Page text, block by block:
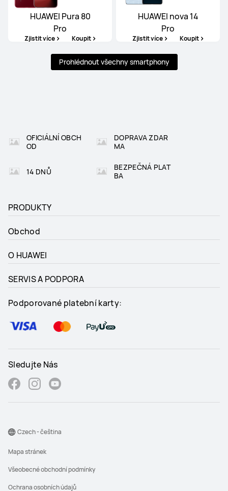
HUAWEI Pura 80
Pro
Zjistit více Koupit
HUAWEI nova 14
Pro
Zjistit více Koupit
Prohlédnout všechny smartphony
OFICIÁLNÍ OBCH
OD
DOPRAVA ZDAR
MA
14 DNŮ
BEZPEČNÁ PLAT
BA
PRODUKTY
Obchod
O HUAWEI
SERVIS A PODPORA
Podporované platební karty:
Sledujte Nás
Mapa stránek
Všeobecné obchodní podmínky
Ochrana osobních údajů
Czech - čeština